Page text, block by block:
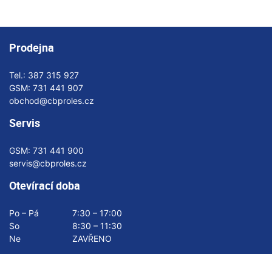
Prodejna
Tel.: 387 315 927
GSM: 731 441 907
obchod@cbproles.cz
Servis
GSM: 731 441 900
servis@cbproles.cz
Otevírací doba
Po – Pá
7:30 – 17:00
So
8:30 – 11:30
Ne
ZAVŘENO